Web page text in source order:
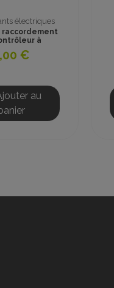
PNEU
30cm
au